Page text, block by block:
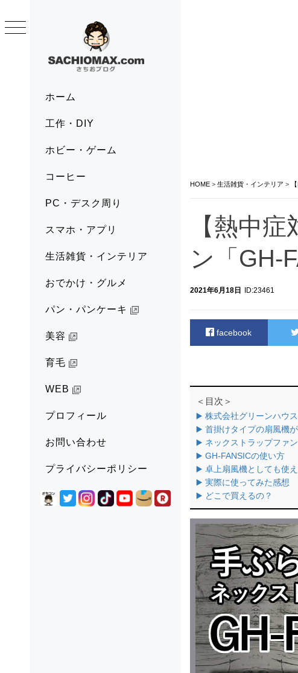
ホーム
工作・DIY
ホビー・ゲーム
コーヒー
PC・デスク周り
スマホ・アプリ
生活雑貨・インテリア
おでかけ・グルメ
パン・パンケーキ
美容
育毛
WEB
プロフィール
お問い合わせ
プライバシーポリシー
to
HOME > 生活雑貨・インテリア >
【熱中
ン「GH-
2021年6月18日 ID:23461
facebook
＜目次＞
▶️ 株式会社グリーンハウ
▶️ 首掛けタイプの扇風機が
▶️ ネックストラップファン
▶️ GH-FANSICの使い方
▶️ 卓上扇風機としても使え
▶️ 実際に使ってみた感想
▶️ どこで買えるの？